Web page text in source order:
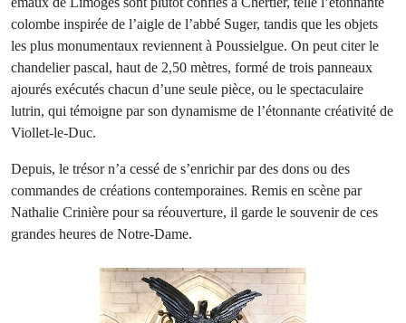
colombe inspirée de l’aigle de l’abbé Suger, tandis que les objets
les plus monumentaux reviennent à Poussielgue. On peut citer le
chandelier pascal, haut de 2,50 mètres, formé de trois panneaux
ajourés exécutés chacun d’une seule pièce, ou le spectaculaire
lutrin, qui témoigne par son dynamisme de l’étonnante créativité de
Viollet-le-Duc.
Depuis, le trésor n’a cessé de s’enrichir par des dons ou des
commandes de créations contemporaines. Remis en scène par
Nathalie Crinière pour sa réouverture, il garde le souvenir de ces
grandes heures de Notre-Dame.